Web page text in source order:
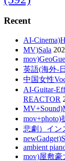
Recent
AI-
MV)Sala
英語(海外-
中国女性
AI-Guitar-
REACTOR
悲劇）イン
ambient
mov)屋敷豪